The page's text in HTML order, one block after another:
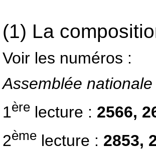
(1) La
Voir les numéros :
Assemblée nationale
1ère lecture : 2566,
2ème lecture : 2853,